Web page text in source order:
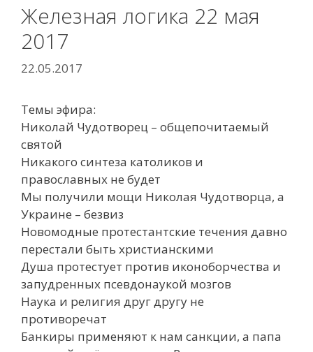
Железная логика 22 мая
2017
22.05.2017
Темы эфира:
Николай Чудотворец – общепочитаемый
святой
Никакого синтеза католиков и
православных не будет
Мы получили мощи Николая Чудотворца, а
Украине – безвиз
Новомодные протестантские течения давно
перестали быть христианскими
Душа протестует против иконоборчества и
запудренных псевдонаукой мозгов
Наука и религия друг другу не
противоречат
Банкиры применяют к нам санкции, а папа